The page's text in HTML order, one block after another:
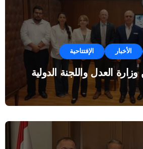
الأخبار الإفتتاحية
وزارة العدل واللجنة الدولية